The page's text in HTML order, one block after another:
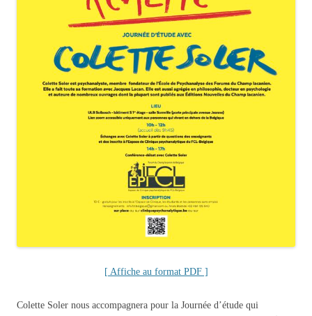
[ Affiche au format PDF ]
Colette Soler nous accompagnera pour la Journée d’étude qui